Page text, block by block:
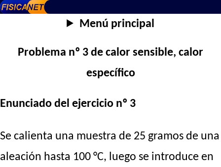
Menú principal
Problema nº 3 de calor sensible, calor
específico
Enunciado del ejercicio nº 3
Se calienta una muestra de 25 gramos de una
aleación hasta 100 °C, luego se introduce en